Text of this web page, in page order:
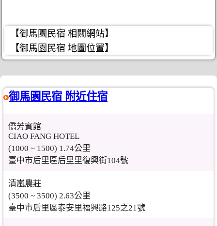
【御馬園民宿 相關網站】
【御馬園民宿 地圖位置】
御馬園民宿 附近住宿
僑芳賓館
CIAO FANG HOTEL
(1000 ~ 1500) 1.74公里
臺中市后里區后里里復興街104號
清嵐農莊
(3500 ~ 3500) 2.63公里
臺中市后里區泰安里福興路125之21號